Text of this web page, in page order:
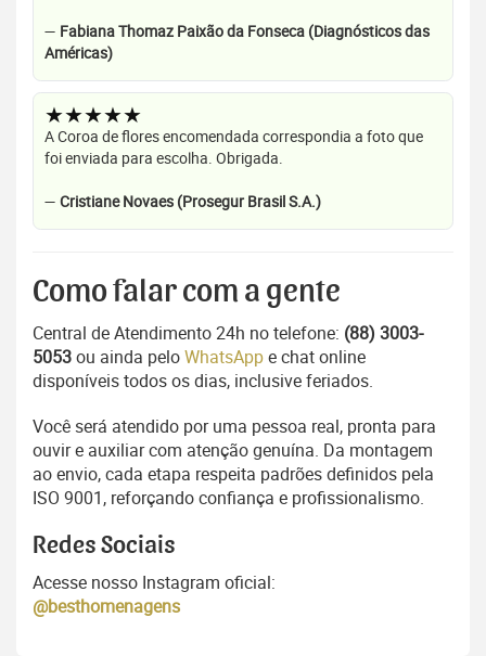
— Fabiana Thomaz Paixão da Fonseca (Diagnósticos das
Américas)
★★★★★
A Coroa de flores encomendada correspondia a foto que
foi enviada para escolha. Obrigada.
— Cristiane Novaes (Prosegur Brasil S.A.)
Como falar com a gente
Central de Atendimento 24h no telefone: (88) 3003-
5053ou ainda peloWhatsAppe chat online
disponíveis todos os dias, inclusive feriados.
Você será atendido por uma pessoa real, pronta para
ouvir e auxiliar com atenção genuína. Da montagem
ao envio, cada etapa respeita padrões definidos pela
ISO 9001, reforçando confiança e profissionalismo.
Redes Sociais
Acesse nosso Instagram oficial:
@besthomenagens